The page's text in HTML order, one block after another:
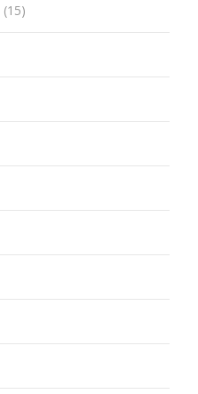
(15)